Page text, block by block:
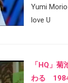
Yumi
love U
「HQ」
わる